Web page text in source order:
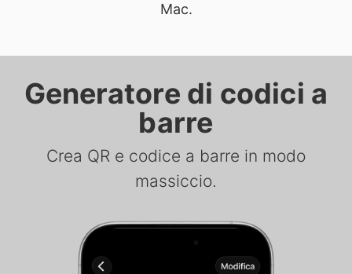
Mac.
Generatore di codici a
barre
Crea QR e codice a barre in modo
massiccio.